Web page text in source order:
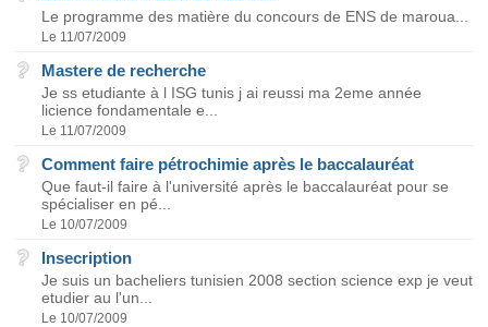
Le programme des matière du concours de ENS de maroua...
Le 11/07/2009
Mastere de recherche
Je ss etudiante à l ISG tunis j ai reussi ma 2eme année
licience fondamentale e...
Le 11/07/2009
Comment faire pétrochimie après le baccalauréat
Que faut-il faire à l'université après le baccalauréat pour se
spécialiser en pé...
Le 10/07/2009
Insecription
Je suis un bacheliers tunisien 2008 section science exp je veut
etudier au l'un...
Le 10/07/2009